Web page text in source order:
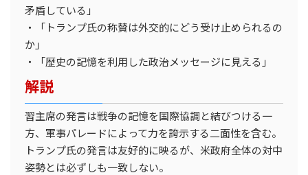
矛盾している」
・「トランプ氏の称賛は外交的にどう受け止められるの
か」
・「歴史の記憶を利用した政治メッセージに見える」
解説
習主席の発言は戦争の記憶を国際協調と結びつける一
方、軍事パレードによって力を誇示する二面性を含む。
トランプ氏の発言は友好的に映るが、米政府全体の対中
姿勢とは必ずしも一致しない。